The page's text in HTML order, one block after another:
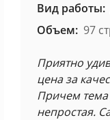
Вид работы:
Объем: 97
Приятно
цена за
Причем
непростая.